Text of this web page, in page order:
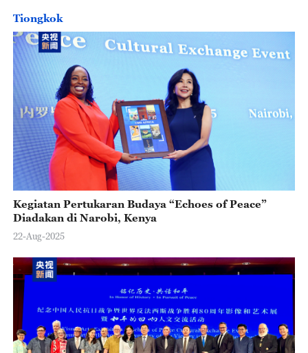
Tiongkok
Kegiatan Pertukaran Budaya “Echoes of Peace”
Diadakan di Narobi, Kenya
22-Aug-2025